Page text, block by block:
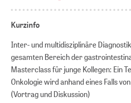
Kurzinfo
Inter- und multidisziplinäre
gesamten Bereich der
Masterclass für junge Kollegen: Ein
Onkologie wird anhand eines Falls
(Vortrag und Diskussion)